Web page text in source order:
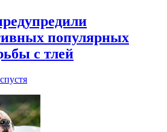
популярных
с тлей